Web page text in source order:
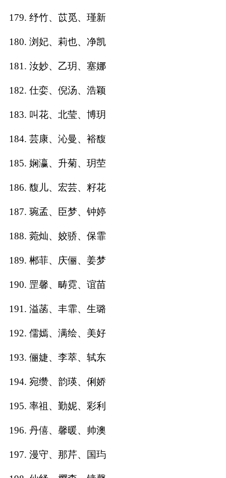
179. 纾竹、苡觅、瑾新
180. 浏妃、莉也、净凯
181. 汝妙、乙玥、塞娜
182. 仕娈、倪汤、浩颖
183. 叫花、北莹、博玥
184. 芸康、沁曼、裕馥
185. 娴瀛、升菊、玥茔
186. 馥儿、宏芸、籽花
187. 琬孟、臣梦、钟婷
188. 菀灿、姣骄、保霏
189. 郴菲、庆俪、姜梦
190. 罡馨、畴霓、谊苗
191. 溢菡、丰霏、生璐
192. 儒嫣、满绘、美好
193. 俪婕、李萃、轼东
194. 宛缵、韵瑛、俐娇
195. 率祖、勤妮、彩利
196. 丹僖、馨暖、帅澳
197. 漫守、那芹、国玙